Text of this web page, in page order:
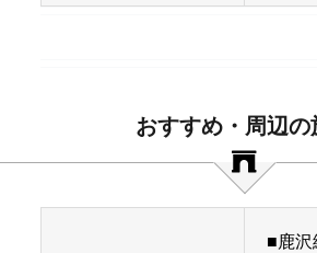
おすすめ・周辺の
■鹿沢